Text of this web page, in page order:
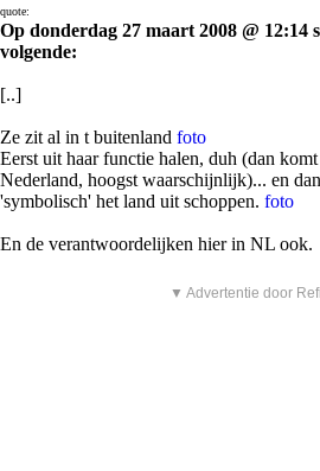
quote:
Op donderdag 27 maart 2008 @ 12:14
volgende:
[..]
Ze zit al in t buitenland foto
Eerst uit haar functie halen, duh (dan
Nederland, hoogst waarschijnlijk)... en
'symbolisch' het land uit schoppen. foto
En de verantwoordelijken hier in NL ook.
▼ Advertentie door